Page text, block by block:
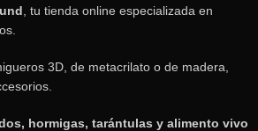
, tu tienda online especializada en
3D, de metacrilato o de madera,
hormigas, tarántulas y alimento vivo